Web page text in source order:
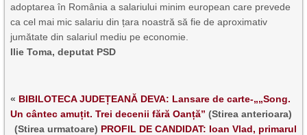
adoptarea în România a salariului minim european care prevede
ca cel mai mic salariu din țara noastră să fie de aproximativ
jumătate din salariul mediu pe economie.
Ilie Toma, deputat PSD
« BIBILOTECA JUDEȚEANĂ DEVA: Lansare de carte-„„Song.
Un cântec amuțit. Trei decenii fără Oanță” (Stirea anterioara)
(Stirea urmatoare) PROFIL DE CANDIDAT: Ioan Vlad, primarul